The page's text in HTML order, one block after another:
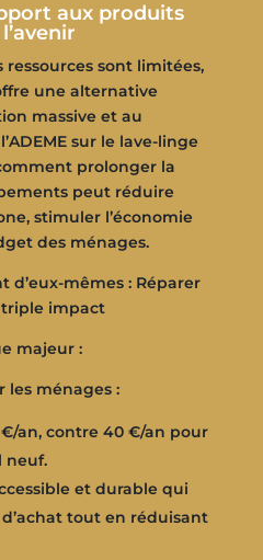
aux produits
sont limitées,
une alternative
massive et au
sur le lave-linge
prolonger la
peut réduire
stimuler l’économie
des ménages.
d’eux-mêmes : Réparer
impact
majeur :
les ménages :
an, contre 40 €/an pour
neuf.
et durable qui
tout en réduisant